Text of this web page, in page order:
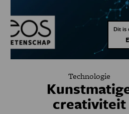
Dit is
Technologie
creativiteit